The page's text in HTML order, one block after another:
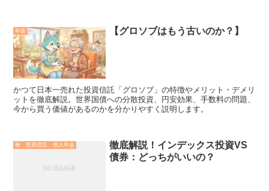
年金 【グロソブはもう古いのか？】
かつて日本一売れた投資信託「グロソブ」の特徴やメリット・デメリ
ットを徹底解説。世界国債への分散投資、円安効果、手数料の問題、
今から買う価値があるのかを分かりやすく説明します。
株 投資信託 個人年金
徹底解説！インデックス投資VS
債券：どっちがいいの？